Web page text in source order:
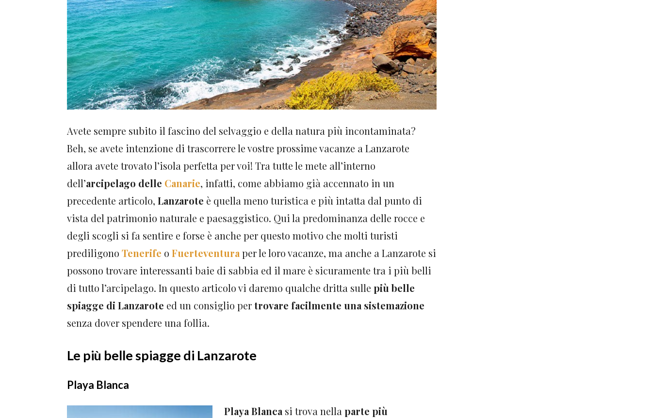
Avete sempre subito il fascino del selvaggio e della natura più incontaminata?
Beh, se avete intenzione di trascorrere le vostre prossime vacanze a Lanzarote
allora avete trovato l’isola perfetta per voi! Tra tutte le mete all’interno
dell’arcipelago delle Canarie, infatti, come abbiamo già accennato in un
precedente articolo, Lanzarote è quella meno turistica e più intatta dal punto di
vista del patrimonio naturale e paesaggistico. Qui la predominanza delle rocce e
degli scogli si fa sentire e forse è anche per questo motivo che molti turisti
prediligono Tenerife o Fuerteventura per le loro vacanze, ma anche a Lanzarote si
possono trovare interessanti baie di sabbia ed il mare è sicuramente tra i più belli
di tutto l’arcipelago. In questo articolo vi daremo qualche dritta sulle più belle
spiagge di Lanzarote ed un consiglio pertrovare facilmente una sistemazione
senza dover spendere una follia.
Le più belle spiagge di Lanzarote
Playa Blanca
Playa Blanca si trova nella parte più